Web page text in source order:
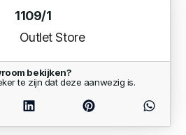
1109/1
Outlet Store
bekijken?
te zijn dat deze aanwezig is.